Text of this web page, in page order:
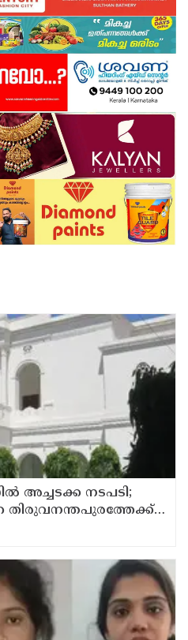
അച്ചടക്ക നടപടി;
തിരുവനന്തപുരത്തേക്ക്‌